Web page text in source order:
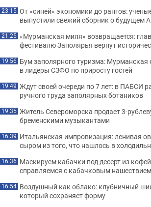
23:15 От «синей» экономики до рангов:
выпустили свежий сборник о будущем
21:25 «Мурманская миля» возвращается:
фестивалю Заполярья вернут
19:56 Бум заполярного туризма: Мурманская
в лидеры СЗФО по приросту гостей
19:49 Ждут своей очереди по 7 лет: в ПАБСИ
ручного труда заполярных ботаников
19:35 Житель Североморска продает 3-
бременскими музыкантами
16:39 Итальянская импровизация: ленивая
сыром из того, что нашлось в
16:36 Маскируем кабачки под десерт из
справляемся с кабачковым нашествием
16:54 Воздушный как облако: клубничный
который сохраняет форму